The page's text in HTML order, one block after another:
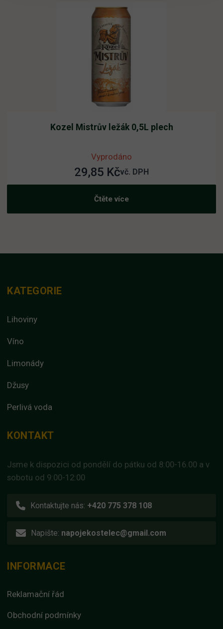
Kozel Mistrův ležák 0,5L plech
Vyprodáno
29,85 Kčvč. DPH
Čtěte více
KATEGORIE
Lihoviny
Víno
Limonády
Džusy
Perlivá voda
KONTAKT
Jsme k dispozici od pondělí do pátku od 8:00-16.00 a v
sobotu od 9:00-12:00
Kontaktujte nás: +420 775 378 108
Napište: napojekostelec@gmail.com
INFORMACE
Reklamační řád
Obchodní podmínky